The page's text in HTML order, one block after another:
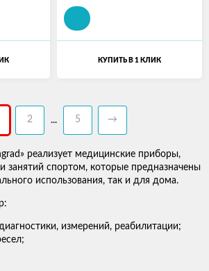
КУПИТЬ В 1 КЛИК
2 ... 5 →
реализует медицинские приборы,
занятий спортом, которые предназначены
использования, так и для дома.
измерений, реабилитации;